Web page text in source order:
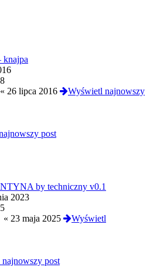
« 26 lipca 2016
Wyświetl najnowszy
post
by techniczny v0.1
2023
« 23 maja 2025
Wyświetl
post